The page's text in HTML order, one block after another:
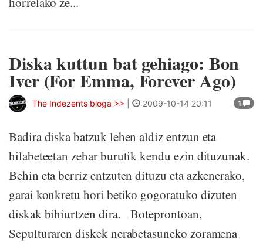
Diska kuttun bat gehiago: Bon
Iver (For Emma, Forever Ago)
1
The Indezents bloga >> 2009-10-14 20:11
Badira diska batzuk lehen aldiz entzun eta
hilabeteetan zehar burutik kendu ezin dituzunak.
Behin eta berriz entzuten dituzu eta azkenerako,
garai konkretu hori betiko gogoratuko dizuten
diskak bihiurtzen dira. Boteprontoan,
Sepulturaren diskek nerabetasuneko zoramena